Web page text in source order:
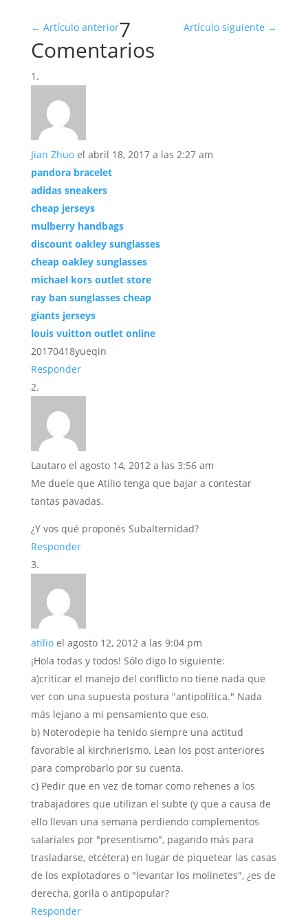
← Artículo anterior Artículo siguiente →
7
Comentarios
Jian Zhuo el abril 18, 2017 a las 2:27 am
pandora bracelet
adidas sneakers
cheap jerseys
mulberry handbags
discount oakley sunglasses
cheap oakley sunglasses
michael kors outlet store
ray ban sunglasses cheap
giants jerseys
louis vuitton outlet online
20170418yueqin
Responder
Lautaro el agosto 14, 2012 a las 3:56 am
Me duele que Atilio tenga que bajar a contestar
tantas pavadas.
¿Y vos qué proponés Subalternidad?
Responder
atilio el agosto 12, 2012 a las 9:04 pm
¡Hola todas y todos! Sólo digo lo siguiente:
a)criticar el manejo del conflicto no tiene nada que
ver con una supuesta postura "antipolítica." Nada
más lejano a mi pensamiento que eso.
b) Noterodepie ha tenido siempre una actitud
favorable al kirchnerismo. Lean los post anteriores
para comprobarlo por su cuenta.
c) Pedir que en vez de tomar como rehenes a los
trabajadores que utilizan el subte (y que a causa de
ello llevan una semana perdiendo complementos
salariales por "presentismo", pagando más para
trasladarse, etcétera) en lugar de piquetear las casas
de los explotadores o "levantar los molinetes", ¿es de
derecha, gorila o antipopular?
Responder